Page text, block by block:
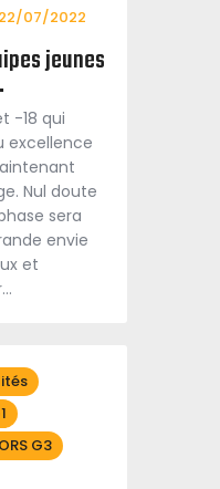
22/07/2022
jeunes
-18 qui
excellence
Nul doute
sera
envie
et
G3